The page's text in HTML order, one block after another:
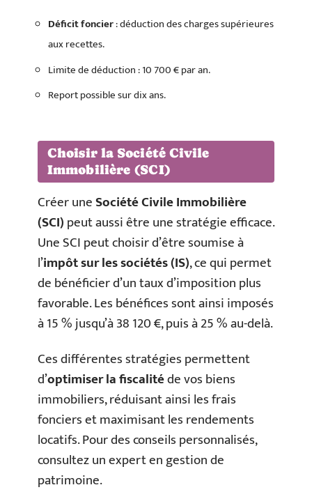
Déficit foncier: déduction des charges supérieures
aux recettes.
Limite de déduction : 10 700 € par an.
Report possible sur dix ans.
Choisir la Société Civile
Immobilière (SCI)
Créer uneSociété Civile Immobilière
(SCI)peut aussi être une stratégie efficace.
Une SCI peut choisir d’être soumise à
l’impôt sur les sociétés (IS), ce qui permet
de bénéficier d’un taux d’imposition plus
favorable. Les bénéfices sont ainsi imposés
à 15 % jusqu’à 38 120 €, puis à 25 % au-delà.
Ces différentes stratégies permettent
d’optimiser la fiscalitéde vos biens
immobiliers, réduisant ainsi les frais
fonciers et maximisant les rendements
locatifs. Pour des conseils personnalisés,
consultez un expert en gestion de
patrimoine.